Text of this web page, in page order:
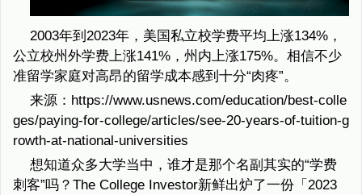
2003年到2023年，美国私立校学费平均上涨134%，
公立校州外学费上涨141%，州内上涨175%。相信不少
准留学家庭对高昂的留学成本感到十分“肉疼”。
来源：https://www.usnews.com/education/best-colle
ges/paying-for-college/articles/see-20-years-of-tuition-g
rowth-at-national-universities
想知道众多大学当中，谁才是那个名副其实的“学费
刺客”吗？The College Investor新鲜出炉了一份「2023